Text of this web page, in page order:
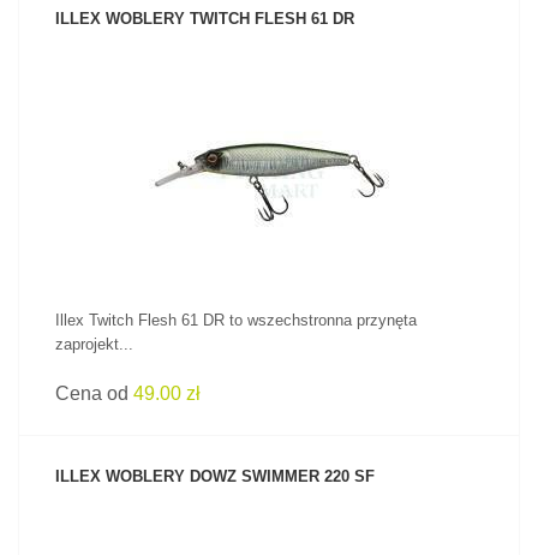
ILLEX WOBLERY TWITCH FLESH 61 DR
ZOBACZ PRODUKT
Illex Twitch Flesh 61 DR to wszechstronna przynęta
zaprojekt...
Cena od 49.00 zł
ILLEX WOBLERY DOWZ SWIMMER 220 SF